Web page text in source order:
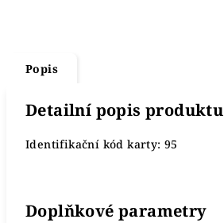
Popis
Detailní popis produktu
Identifikační kód karty: 95
Doplňkové parametry